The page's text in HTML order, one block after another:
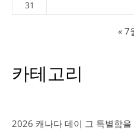
31
« 7
카테고리
2026 캐나다 데이 그 특별함을